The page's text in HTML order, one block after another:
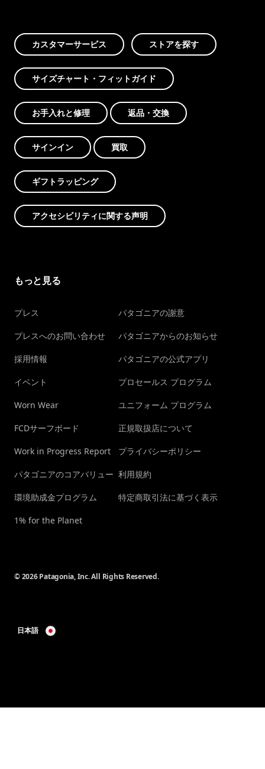
カスタマーサービス ストアを探す
サイズチャート・フィットガイド
お手入れと修理 返品・交換
サインイン 買取
ギフトラッピング
アクセシビリティに関する声明
もっと見る
プレス
プレスへのお問い合わせ
採用情報
イベント
Worn Wear
FCDサーフボード
Work in Progress Report
パタゴニアのコアバリュー
環境助成金プログラム
1% for the Planet
パタゴニアの謝意
パタゴニアからのお知らせ
パタゴニアの公式アプリ
プロセールス プログラム
ユニフォーム プログラム
正規取扱店について
プライバシーポリシー
利用規約
特定商取引法に基づく表示
© 2026 Patagonia, Inc. All Rights Reserved.
日本語